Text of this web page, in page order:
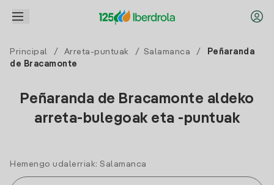
Principal / Arreta-puntuak / Salamanca /
Peñaranda
de Bracamonte
Peñaranda de Bracamonte aldeko
arreta-bulegoak eta -puntuak
Hemengo udalerriak: Salamanca